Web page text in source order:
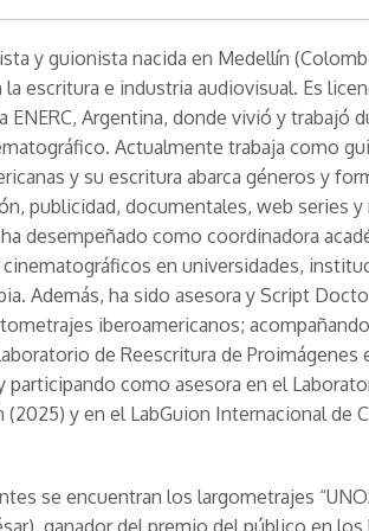
y guionista nacida en Medellín
escritura e industria audiovisual. Es
ENERC, Argentina, donde vivió y trabajó
Actualmente trabaja como
y su escritura abarca géneros y
publicidad, documentales, web series y
desempeñado como coordinadora
en universidades,
Además, ha sido asesora y Script
iberoamericanos;
de Reescritura de Proimágenes
participando como asesora en el
y en el LabGuion Internacional de
se encuentran los largometrajes
ganador del premio del público en los